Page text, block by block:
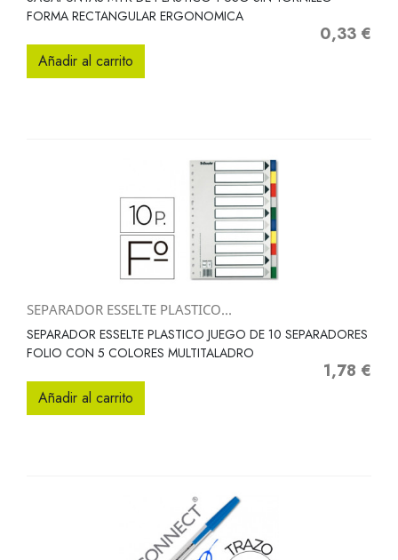
FORMA RECTANGULAR ERGONOMICA
Precio
0,33 €
Añadir al carrito
SEPARADOR ESSELTE PLASTICO...
SEPARADOR ESSELTE PLASTICO JUEGO DE 10 SEPARADORES
FOLIO CON 5 COLORES MULTITALADRO
Precio
1,78 €
Añadir al carrito